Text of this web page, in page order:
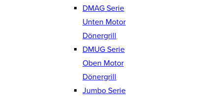
DMAG Serie
Unten Motor
Dönergrill
DMUG Serie
Oben Motor
Dönergrill
Jumbo Serie